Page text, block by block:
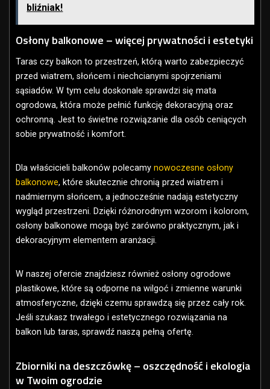
bliźniak!
Osłony balkonowe – więcej prywatności i estetyki
Taras czy balkon to przestrzeń, którą warto zabezpieczyć
przed wiatrem, słońcem i niechcianymi spojrzeniami
sąsiadów. W tym celu doskonale sprawdzi się mata
ogrodowa, która może pełnić funkcję dekoracyjną oraz
ochronną. Jest to świetne rozwiązanie dla osób ceniących
sobie prywatność i komfort.
Dla właścicieli balkonów polecamy nowoczesne osłony
balkonowe, które skutecznie chronią przed wiatrem i
nadmiernym słońcem, a jednocześnie nadają estetyczny
wygląd przestrzeni. Dzięki różnorodnym wzorom i kolorom,
osłony balkonowe mogą być zarówno praktycznym, jak i
dekoracyjnym elementem aranżacji.
W naszej ofercie znajdziesz również osłony ogrodowe
plastikowe, które są odporne na wilgoć i zmienne warunki
atmosferyczne, dzięki czemu sprawdzą się przez cały rok.
Jeśli szukasz trwałego i estetycznego rozwiązania na
balkon lub taras, sprawdź naszą pełną ofertę.
Zbiorniki na deszczówkę – oszczędność i ekologia
w Twoim ogrodzie